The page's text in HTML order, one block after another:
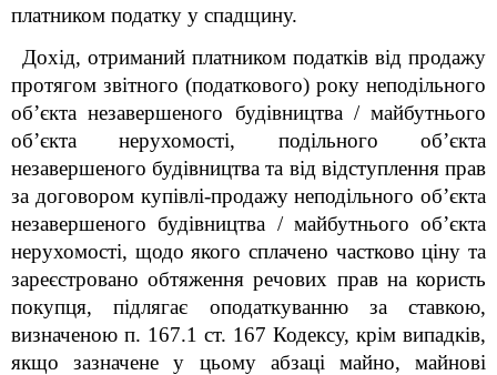
платником податку у спадщину.
Дохід, отриманий платником податків від продажу
протягом звітного (податкового) року неподільного
об’єкта незавершеного будівництва / майбутнього
об’єкта нерухомості, подільного об’єкта
незавершеного будівництва та від відступлення прав
за договором купівлі-продажу неподільного об’єкта
незавершеного будівництва / майбутнього об’єкта
нерухомості, щодо якого сплачено частково ціну та
зареєстровано обтяження речових прав на користь
покупця, підлягає оподаткуванню за ставкою,
визначеною п. 167.1 ст. 167 Кодексу, крім випадків,
якщо зазначене у цьому абзаці майно, майнові